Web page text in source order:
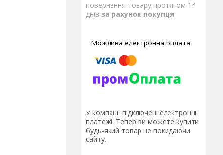
повернення товару протягом 14
днів за рахунок покупця
У компанії підключені електронні
платежі. Тепер ви можете купити
будь-який товар не покидаючи
сайту.